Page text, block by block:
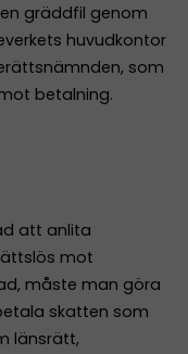
gräddfil genom
huvudkontor
som
betalning.
att anlita
mot
måste man göra
skatten som
länsrätt,